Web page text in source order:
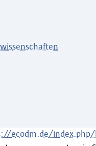
ecodm.de/